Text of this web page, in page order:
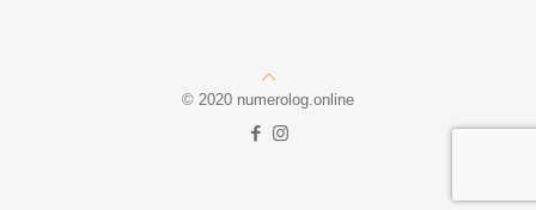
© 2020 numerolog.online